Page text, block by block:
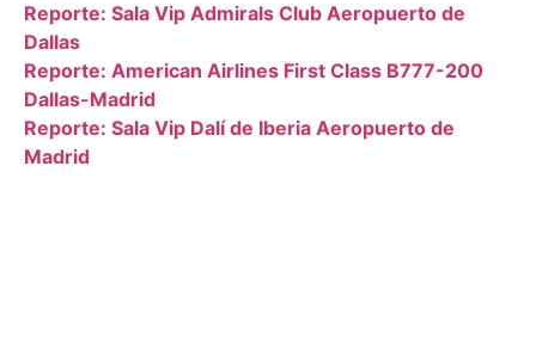
Reporte: Sala Vip Admirals Club Aeropuerto de
Dallas
Reporte: American Airlines First Class B777-200
Dallas-Madrid
Reporte: Sala Vip Dalí de Iberia Aeropuerto de
Madrid